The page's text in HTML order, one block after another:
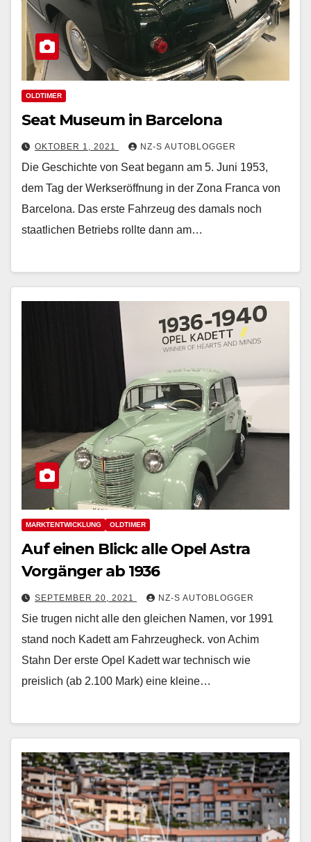
OLDTIMER
Seat Museum in Barcelona
OKTOBER 1, 2021 NZ-S AUTOBLOGGER
Die Geschichte von Seat begann am 5. Juni 1953,
dem Tag der Werkseröffnung in der Zona Franca von
Barcelona. Das erste Fahrzeug des damals noch
staatlichen Betriebs rollte dann am…
MARKTENTWICKLUNG OLDTIMER
Auf einen Blick: alle Opel Astra
Vorgänger ab 1936
SEPTEMBER 20, 2021 NZ-S AUTOBLOGGER
Sie trugen nicht alle den gleichen Namen, vor 1991
stand noch Kadett am Fahrzeugheck. von Achim
Stahn Der erste Opel Kadett war technisch wie
preislich (ab 2.100 Mark) eine kleine…